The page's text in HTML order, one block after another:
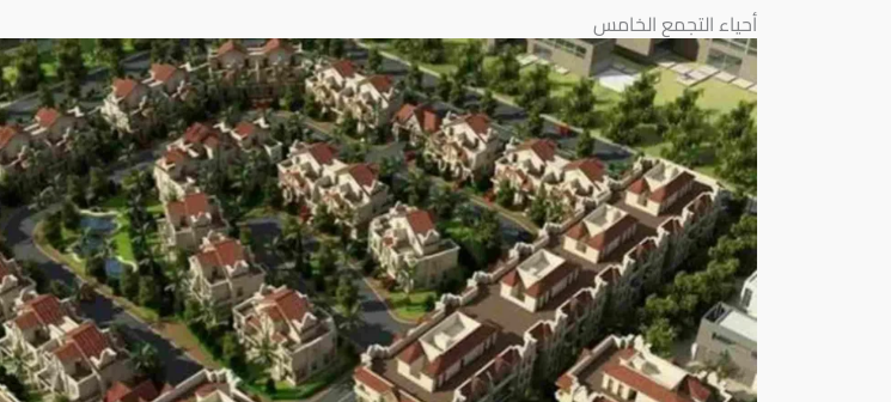
أحياء التجمع الخامس